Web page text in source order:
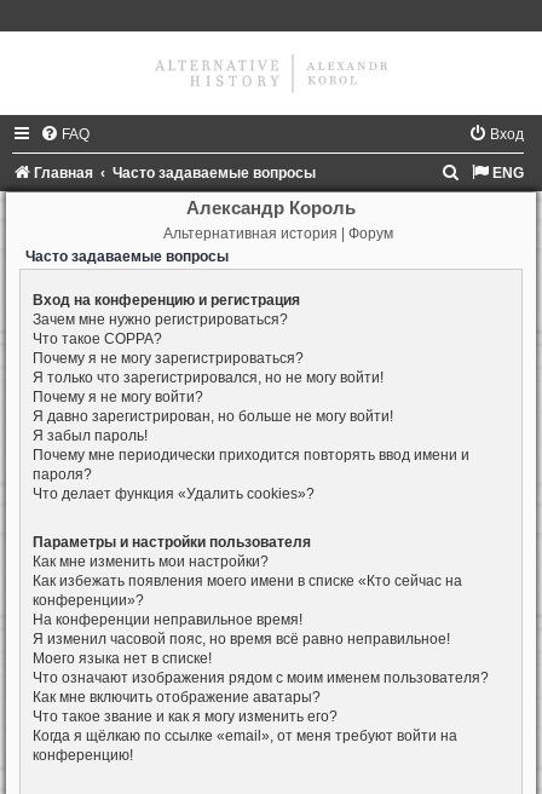
FAQ Вход
Главная Часто задаваемые вопросы ENG
с
Александр Король
Альтернативная история | Форум
Часто задаваемые вопросы
Вход на конференцию и регистрация
Зачем мне нужно регистрироваться?
Что такое COPPA?
Почему я не могу зарегистрироваться?
Я только что зарегистрировался, но не могу войти!
Почему я не могу войти?
Я давно зарегистрирован, но больше не могу войти!
Я забыл пароль!
Почему мне периодически приходится повторять ввод имени и
пароля?
Что делает функция «Удалить cookies»?
Параметры и настройки пользователя
Как мне изменить мои настройки?
Как избежать появления моего имени в списке «Кто сейчас на
конференции»?
На конференции неправильное время!
Я изменил часовой пояс, но время всё равно неправильное!
Моего языка нет в списке!
Что означают изображения рядом с моим именем пользователя?
Как мне включить отображение аватары?
Что такое звание и как я могу изменить его?
Когда я щёлкаю по ссылке «email», от меня требуют войти на
конференцию!